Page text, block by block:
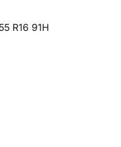
R16 91H